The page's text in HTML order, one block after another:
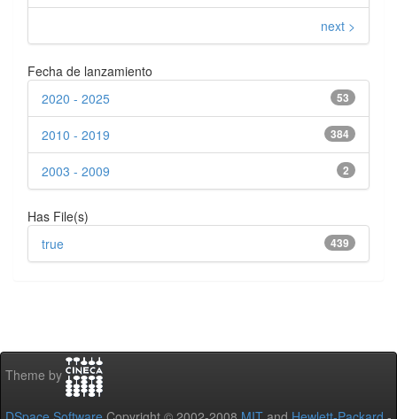
next >
Fecha de lanzamiento
53
2020 - 2025
384
2010 - 2019
2
2003 - 2009
Has File(s)
439
true
Theme by